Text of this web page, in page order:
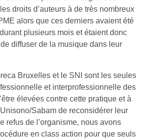
droits d’auteurs à de très nombreux
alors que ces derniers avaient été
plusieurs mois et étaient donc
diffuser de la musique dans leur
Bruxelles et le SNI sont les seules
et interprofessionnelle des
élevées contre cette pratique et à
Sabam de reconsidérer leur
refus de l’organisme, nous avons
en class action pour que seuls